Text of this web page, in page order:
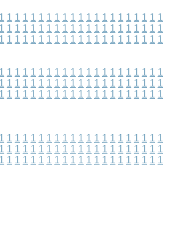
1 1 1 1 1 1 1 1 1 1 1 1 1 1 1 1 1 1 1 1 1
1 1 1 1 1 1 1 1 1 1 1 1 1 1 1 1 1 1 1 1 1
1 1 1 1 1 1 1 1 1 1 1 1 1 1 1 1 1 1 1 1 1
1 1 1 1 1 1 1 1 1 1 1 1 1 1 1 1 1 1 1 1 1
1 1 1 1 1 1 1 1 1 1 1 1 1 1 1 1 1 1 1 1 1
1 1 1 1 1 1 1 1 1 1 1 1 1 1 1 1 1 1 1 1 1
1 1 1 1 1 1 1 1 1 1 1 1 1 1 1 1 1 1 1 1 1
1 1 1 1 1 1 1 1 1 1 1 1 1 1 1 1 1 1 1 1 1
1 1 1 1 1 1 1 1 1 1 1 1 1 1 1 1 1 1 1 1 1